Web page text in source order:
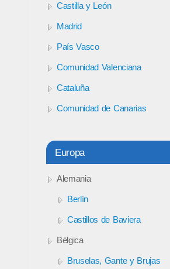
Castilla y León
Madrid
País Vasco
Comunidad Valenciana
Cataluña
Comunidad de Canarias
Europa
Alemania
Berlín
Castillos de Baviera
Bélgica
Bruselas, Gante y Brujas